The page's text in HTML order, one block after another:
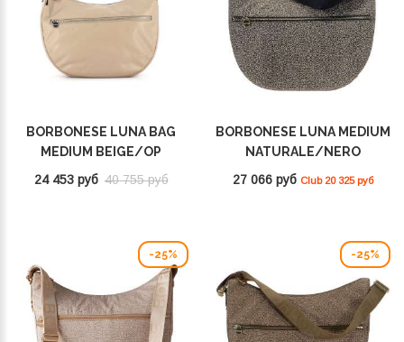
BORBONESE LUNA BAG
MEDIUM BEIGE/OP
NATURALE 954538G61U94
24 453 руб 40 755 руб
BORBONESE LUNA MEDIUM
NATURALE/NERO
934109I15 X11
27 066 руб Club 20 325 руб
-25% -25%